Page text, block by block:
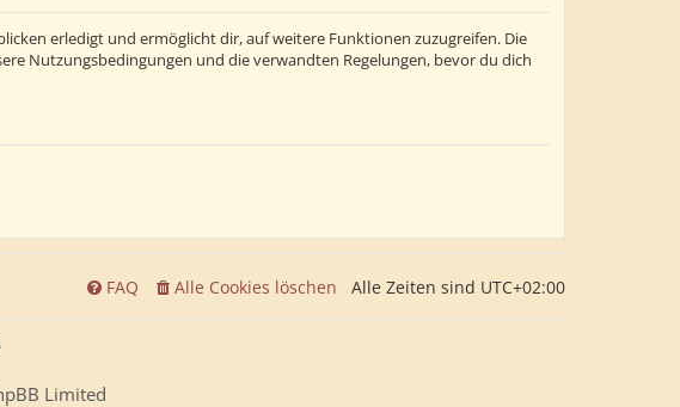
erledigt und ermöglicht dir, auf weitere Funktionen zuzugreifen. Die
Nutzungsbedingungen und die verwandten Regelungen, bevor du dich
Alle Zeiten sind UTC+02:00
Alle Cookies löschen
FAQ
Limited